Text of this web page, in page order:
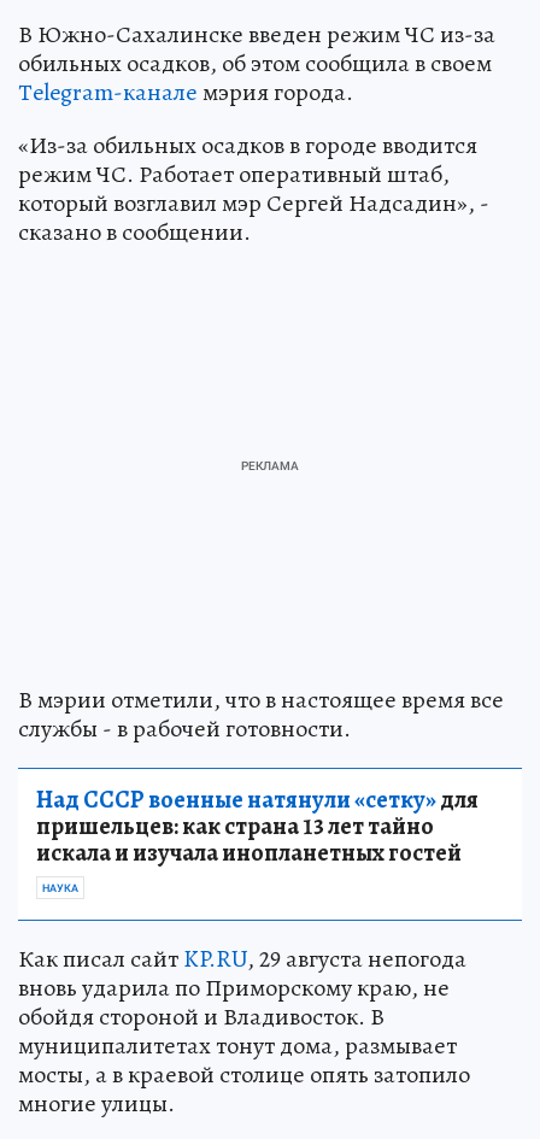
В Южно-Сахалинске введен режим ЧС из-за
обильных осадков, об этом сообщила в своем
Тelegram-каналемэрия города.
«Из-за обильных осадков в городе вводится
режим ЧС. Работает оперативный штаб,
который возглавил мэр Сергей Надсадин», -
сказано в сообщении.
В мэрии отметили, что в настоящее время все
службы - в рабочей готовности.
Над СССР военные натянули «сетку»для
пришельцев: как страна 13 лет тайно
искала и изучала инопланетных гостей
НАУКА
Как писал сайтKP.RU, 29 августа непогода
вновь ударила по Приморскому краю, не
обойдя стороной и Владивосток. В
муниципалитетах тонут дома, размывает
мосты, а в краевой столице опять затопило
многие улицы.